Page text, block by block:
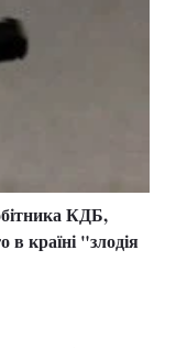
КДБ,
в країні "злодія